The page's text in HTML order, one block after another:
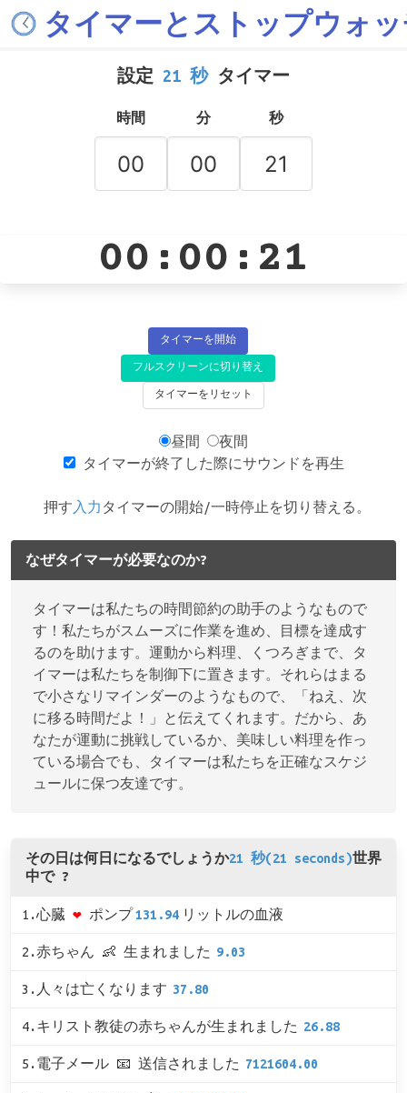
タイマーとストップウォ
設定 21 秒 タイマー
時間 分 秒
00:00:21
タイマーを開始
フルスクリーンに切り替え
タイマーをリセット
昼間
夜間
タイマーが終了した際にサウンドを再生
押す 入力 タイマーの開始/一時停止を切り替える。
なぜタイマーが必要なのか?
タイマーは私たちの時間節約の助手のようなもので
す！私たちがスムーズに作業を進め、目標を達成す
るのを助けます。運動から料理、くつろぎまで、タ
イマーは私たちを制御下に置きます。それらはまる
で小さなリマインダーのようなもので、「ねえ、次
に移る時間だよ！」と伝えてくれます。だから、あ
なたが運動に挑戦しているか、美味しい料理を作っ
ている場合でも、タイマーは私たちを正確なスケジ
ュールに保つ友達です。
その日は何日になるでしょうか21 秒(21 seconds)世界
中で ?
1.心臓 ❤ ポンプ131.94 リットルの血液
2.赤ちゃん 👶 生まれました 9.03
3.人々は亡くなります 37.80
4.キリスト教徒の赤ちゃんが生まれました 26.88
5.電子メール 📧 送信されました 7121604.00